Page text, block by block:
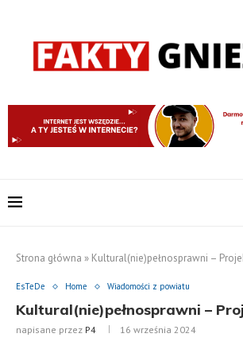
Strona główna » Kultural(nie)pełnosprawni –
EsTeDe Home Wiadomości z powiatu
Kultural(nie)pełnosprawni –
napisane przez P4 16 września 2024